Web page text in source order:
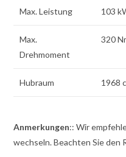
Max. Leistung 103
Max.
Drehmoment
320
Hubraum 1968
Anmerkungen:: Wir
wechseln. Beachten Sie